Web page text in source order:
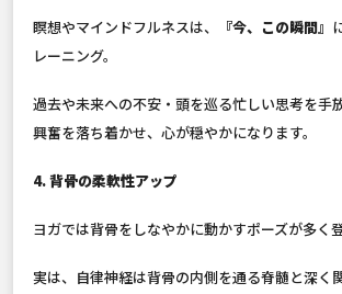
瞑想やマインドフルネスは、 『今、この瞬間』
レーニング。
過去や未来への不安・頭を巡る忙しい思考を手
興奮を落ち着かせ、心が穏やかになります。
4. 背骨の柔軟性アップ
ヨガでは背骨をしなやかに動かすポーズが多く登
実は、自律神経は背骨の内側を通る脊髄と深く